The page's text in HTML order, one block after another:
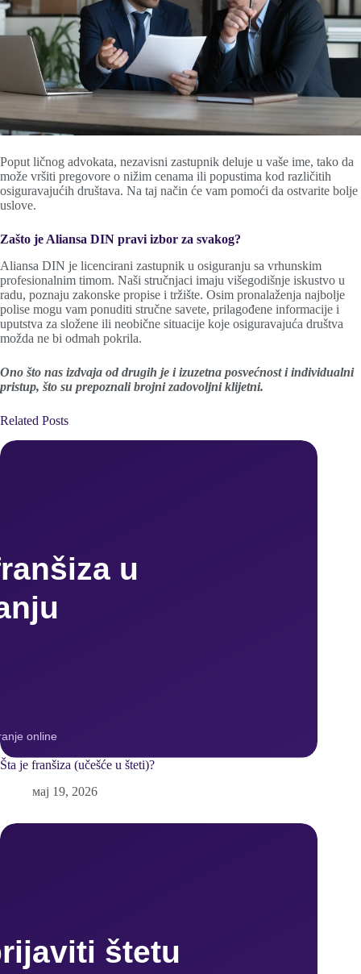
Poput ličnog advokata, nezavisni zastupnik deluje u vaše ime, tako da
može vršiti pregovore o nižim cenama ili popustima kod različitih
osiguravajućih društava. Na taj način će vam pomoći da ostvarite bolje
uslove.
Zašto je Aliansa DIN pravi izbor za svakog?
Aliansa DIN je licencirani zastupnik u osiguranju sa vrhunskim
profesionalnim timom. Naši stručnjaci imaju višegodišnje iskustvo u
radu, poznaju zakonske propise i tržište. Osim pronalaženja najbolje
polise mogu vam ponuditi stručne savete, prilagođene informacije i
uputstva za složene ili neobične situacije koje osiguravajuća društva
možda ne bi odmah pokrila.
Ono što nas izdvaja od drugih je i izuzetna posvećnost i individualni
pristup, što su prepoznali brojni zadovoljni klijetni.
Related Posts
Šta je franšiza (učešće u šteti)?
мај 19, 2026